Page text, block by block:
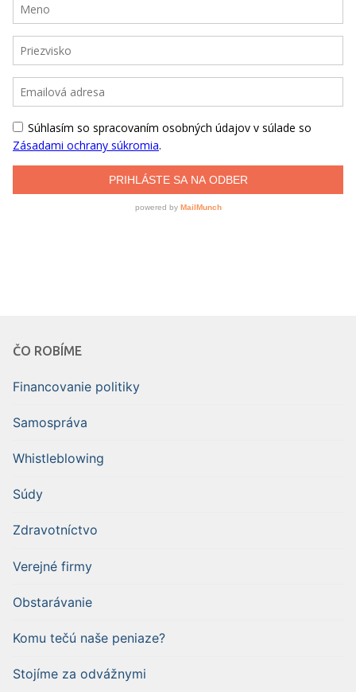
ČO ROBÍME
Financovanie politiky
Samospráva
Whistleblowing
Súdy
Zdravotníctvo
Verejné firmy
Obstarávanie
Komu tečú naše peniaze?
Stojíme za odvážnymi